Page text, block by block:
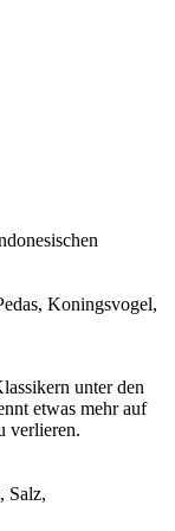
Koningsvogel,
unter den
etwas mehr auf
verlieren.
Salz,